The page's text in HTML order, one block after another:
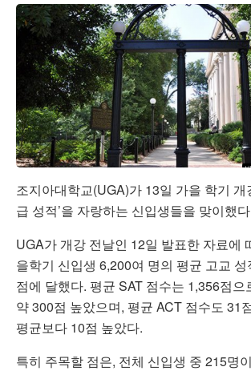
조지아대학교(UGA)가 13일 가을 학기 개
급 성적’을 자랑하는 신입생들을 맞이했
UGA가 개강 전날인 12일 발표한 자료에
을학기 신입생 6,200여 명의 평균 고교
점에 달했다. 평균 SAT 점수는 1,356점
약 300점 높았으며, 평균 ACT 점수도 31
평균보다 10점 높았다.
특히 주목할 점은, 전체 신입생 중 215명